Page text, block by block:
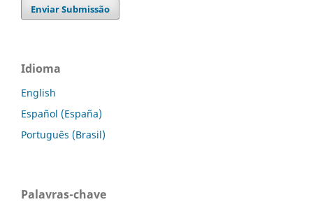
Enviar Submissão
Idioma
English
Español (España)
Português (Brasil)
Palavras-chave